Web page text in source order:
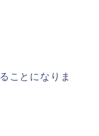
ことになりま